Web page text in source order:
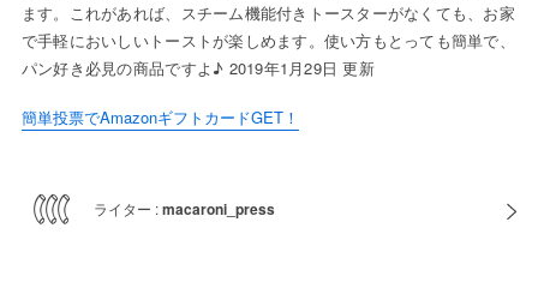
ます。これがあれば、スチーム機能付きトースターがなくても、お家
で手軽においしいトーストが楽しめます。使い方もとっても簡単で、
パン好き必見の商品ですよ♪ 2019年1月29日 更新
簡単投票でAmazonギフトカードGET！
ライター :macaroni_press